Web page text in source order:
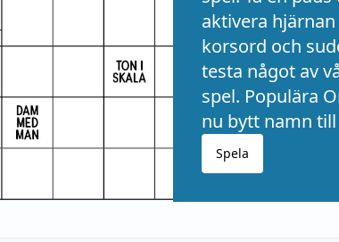
aktivera
korsord och
testa något av
spel. Populära
nu bytt namn
Spela